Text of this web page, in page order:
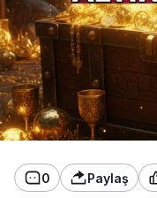
0 Paylaş